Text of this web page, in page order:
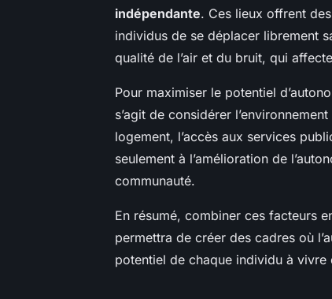
indépendante. Ces lieux offrent
individus de se déplacer librement
qualité de l’air et du bruit, qui
Pour maximiser le potentiel
s’agit de considérer
logement, l’accès aux services
seulement à l’amélioration de
communauté.
En résumé, combiner ces facteurs
permettra de créer des cadres où
potentiel de chaque individu à vivre